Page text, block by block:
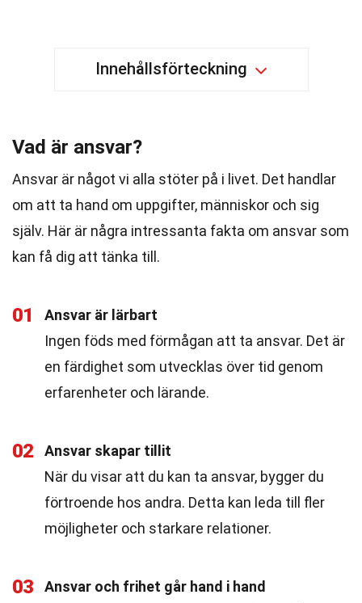
Innehållsförteckning
Vad är ansvar?
Ansvar är något vi alla stöter på i livet. Det handlar
om att ta hand om uppgifter, människor och sig
själv. Här är några intressanta fakta om ansvar som
kan få dig att tänka till.
01
Ansvar är lärbart
Ingen föds med förmågan att ta ansvar. Det är
en färdighet som utvecklas över tid genom
erfarenheter och lärande.
02
Ansvar skapar tillit
När du visar att du kan ta ansvar, bygger du
förtroende hos andra. Detta kan leda till fler
möjligheter och starkare relationer.
03
Ansvar och frihet går hand i hand